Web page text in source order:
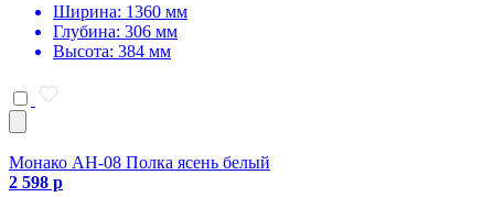
Ширина: 1360 мм
Глубина: 306 мм
Высота: 384 мм
Монако АН-08 Полка ясень белый
2 598 р